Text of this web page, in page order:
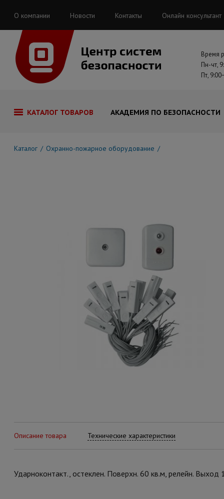
О компании Новости Контакты Онлайн консультант
Время
Пн-чт,
Пт,
КАТАЛОГ ТОВАРОВ АКАДЕМИЯ ПО БЕЗОПАСНОСТИ
Каталог Охранно-пожарное оборудование
Описание товара Технические характеристики
Ударноконтакт., остеклен. Поверхн. 60 кв.м, релейн.